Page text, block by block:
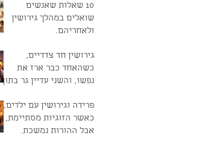
הקשר בחיים
10 שאלות שאנשים
שואלים במהלך גירושין
ולאחריהם.
גירושין חד צדדיים,
כשהאחד כבר ארז את
נפשו, והשני עדיין גר בתוך
פרידה וגירושין עם ילדים,
כאשר הזוגיות מסתיימת,
אבל ההורות נמשכת.